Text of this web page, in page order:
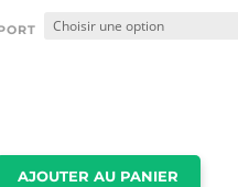
AJOUTER AU PANIER